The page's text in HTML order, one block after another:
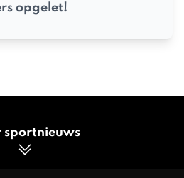
opgelet!
sportnieuws